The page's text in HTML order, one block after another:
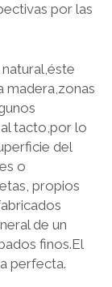
por las
madera,zonas
tacto,por lo
del
o
propios
de un
finos.El
perfecta.